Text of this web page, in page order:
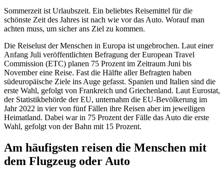
Sommerzeit ist Urlaubszeit. Ein beliebtes Reisemittel für die
schönste Zeit des Jahres ist nach wie vor das Auto. Worauf man
achten muss, um sicher ans Ziel zu kommen.
Die Reiselust der Menschen in Europa ist ungebrochen. Laut einer
Anfang Juli veröffentlichten Befragung der European Travel
Commission (ETC) planen 75 Prozent im Zeitraum Juni bis
November eine Reise. Fast die Hälfte aller Befragten haben
südeuropäische Ziele ins Auge gefasst. Spanien und Italien sind die
erste Wahl, gefolgt von Frankreich und Griechenland. Laut Eurostat,
der Statistikbehörde der EU, unternahm die EU-Bevölkerung im
Jahr 2022 in vier von fünf Fällen ihre Reisen aber im jeweiligen
Heimatland. Dabei war in 75 Prozent der Fälle das Auto die erste
Wahl, gefolgt von der Bahn mit 15 Prozent.
Am häufigsten reisen die Menschen mit
dem Flugzeug oder Auto